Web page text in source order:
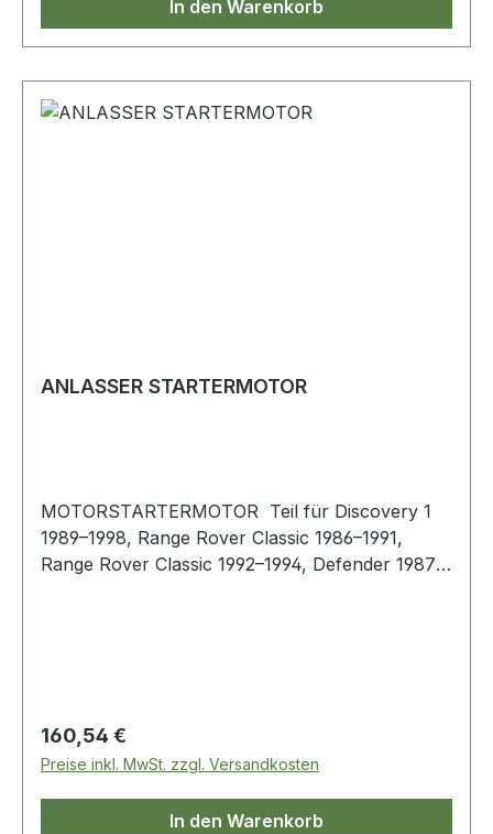
In den Warenkorb
ANLASSER STARTERMOTOR
MOTORSTARTERMOTOR Teil für Discovery 1
1989–1998, Range Rover Classic 1986–1991,
Range Rover Classic 1992–1994, Defender 1987–
Regulärer Preis:
160,54 €
Preise inkl. MwSt. zzgl. Versandkosten
In den Warenkorb